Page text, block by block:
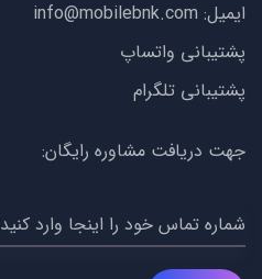
ایمیل: info@mobilebnk.com
پشتیبانی واتساپ
پشتیبانی تلگرام
جهت دریافت مشاوره رایگان:
شماره تماس خود را اینجا وارد کنید